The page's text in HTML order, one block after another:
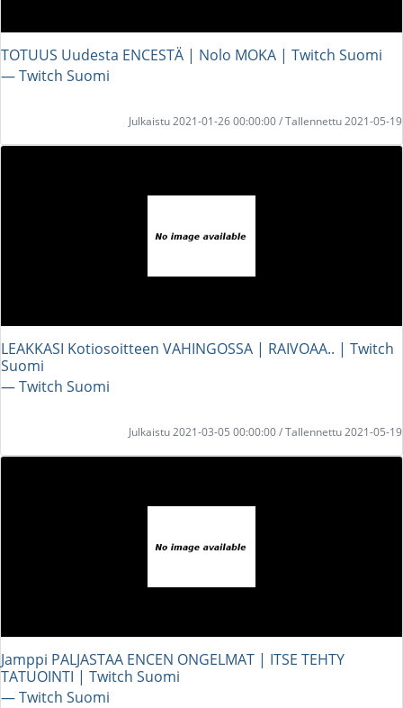
TOTUUS Uudesta ENCESTÄ | Nolo MOKA | Twitch Suomi
― Twitch Suomi
Julkaistu 2021-01-26 00:00:00 / Tallennettu 2021-05-19
LEAKKASI Kotiosoitteen VAHINGOSSA | RAIVOAA.. | Twitch
Suomi
― Twitch Suomi
Julkaistu 2021-03-05 00:00:00 / Tallennettu 2021-05-19
Jamppi PALJASTAA ENCEN ONGELMAT | ITSE TEHTY
TATUOINTI | Twitch Suomi
― Twitch Suomi